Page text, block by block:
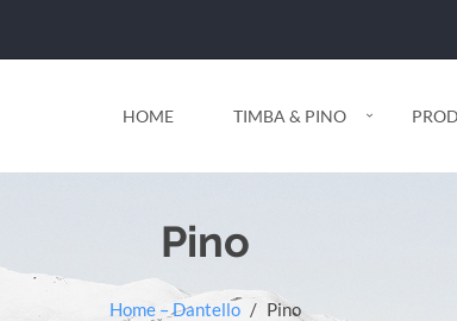
HOME TIMBA & PINO
Pino
Home – Dantello / Pino